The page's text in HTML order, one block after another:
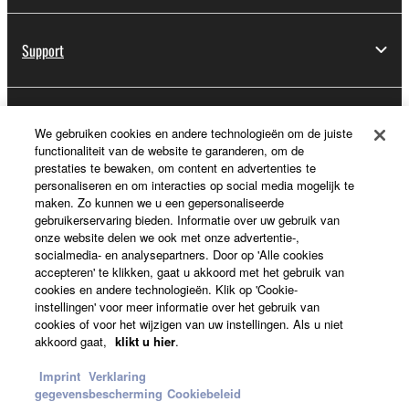
Support
Registratie voor Yamaha Music ID
Over Yamaha
Nederland / België / Luxemburg - Dutch
Business
We gebruiken cookies en andere technologieën om de juiste
functionaliteit van de website te garanderen, om de
prestaties te bewaken, om content en advertenties te
personaliseren en om interacties op social media mogelijk te
maken. Zo kunnen we u een gepersonaliseerde
gebruikerservaring bieden. Informatie over uw gebruik van
onze website delen we ook met onze advertentie-,
socialmedia- en analysepartners. Door op 'Alle cookies
accepteren' te klikken, gaat u akkoord met het gebruik van
cookies en andere technologieën. Klik op 'Cookie-
instellingen' voor meer informatie over het gebruik van
cookies of voor het wijzigen van uw instellingen. Als u niet
akkoord gaat, klikt u hier.
Imprint Verklaring
gegevensbescherming Cookiebeleid